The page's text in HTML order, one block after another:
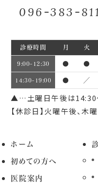
096-383-
診療時間 月 火
9:00~12:30 ● ●
14:30~19:00 ● ／
▲…土曜日午後は14:30
【休診日】火曜午後、木
ホーム
初めての方へ
医院案内